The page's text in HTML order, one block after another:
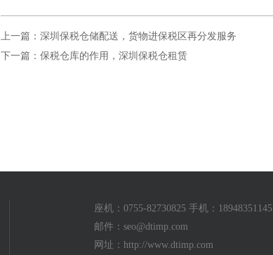
上一篇：深圳保税仓储配送，货物进保税区再分发服务
下一篇：保税仓库的作用，深圳保税仓租赁
座机：0755-82730825 手机：18948351145
邮件：seo@dtimp.com
网址：http://www.dtimp.com